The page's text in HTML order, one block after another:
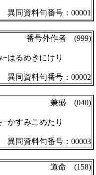
異同資料句番号：00001
番号外作者 (999)
はるめきにけり
異同資料句番号：00002
兼盛 (040)
かすみこめたり
異同資料句番号：00003
道命 (158)